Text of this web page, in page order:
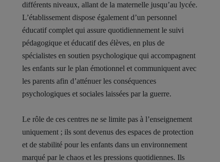
différents niveaux, allant de la maternelle jusqu’au lycée.
L’établissement dispose également d’un personnel
éducatif complet qui assure quotidiennement le suivi
pédagogique et éducatif des élèves, en plus de
spécialistes en soutien psychologique qui accompagnent
les enfants sur le plan émotionnel et communiquent avec
les parents afin d’atténuer les conséquences
psychologiques et sociales laissées par la guerre.
Le rôle de ces centres ne se limite pas à l’enseignement
uniquement ; ils sont devenus des espaces de protection
et de stabilité pour les enfants dans un environnement
marqué par le chaos et les pressions quotidiennes. Ils